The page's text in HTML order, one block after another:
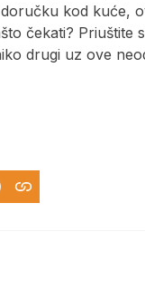
kod kuće,
čekati? Priuštite
drugi uz ove